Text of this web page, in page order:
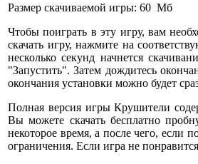
Размер скачиваемой игры: 60 Мб
Чтобы поиграть в эту игру, вам
скачать игру, нажмите на
несколько секунд начнется
"Запустить". Затем дождитесь
окончания установки можно будет
Полная версия игры Крушители
Вы можете скачать бесплатно
некоторое время, а после чего, если
ограничения. Если игра не